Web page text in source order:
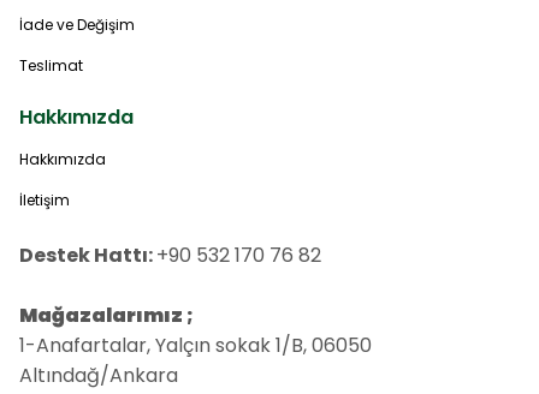
İade ve Değişim
Teslimat
Hakkımızda
Hakkımızda
İletişim
Destek Hattı:+90 532 170 76 82
Mağazalarımız ;
1-Anafartalar, Yalçın sokak 1/B, 06050
Altındağ/Ankara